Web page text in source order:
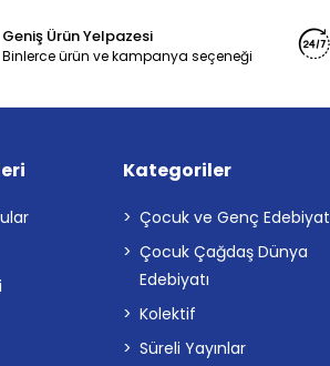
Geniş Ürün Yelpazesi
Binlerce ürün ve kampanya seçeneği
Kategoriler
Çocuk ve Genç Edebiyat
Çocuk Çağdaş Dünya
Edebiyatı
Kolektif
Süreli Yayınlar